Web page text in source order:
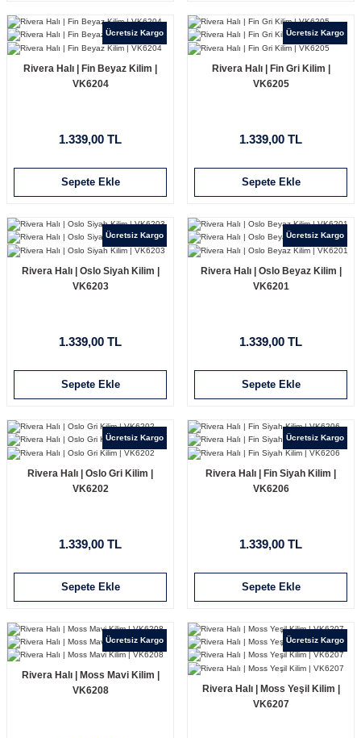
Ücretsiz Kargo
Rivera Halı | Fin Beyaz Kilim |
VK6204
1.339,00 TL
Sepete Ekle
Ücretsiz Kargo
Rivera Halı | Fin Gri Kilim |
VK6205
1.339,00 TL
Sepete Ekle
Ücretsiz Kargo
Rivera Halı | Oslo Siyah Kilim |
VK6203
1.339,00 TL
Sepete Ekle
Ücretsiz Kargo
Rivera Halı | Oslo Beyaz Kilim |
VK6201
1.339,00 TL
Sepete Ekle
Ücretsiz Kargo
Rivera Halı | Oslo Gri Kilim |
VK6202
1.339,00 TL
Sepete Ekle
Ücretsiz Kargo
Rivera Halı | Fin Siyah Kilim |
VK6206
1.339,00 TL
Sepete Ekle
Ücretsiz Kargo
Rivera Halı | Moss Mavi Kilim |
VK6208
Ücretsiz Kargo
Rivera Halı | Moss Yeşil Kilim |
VK6207